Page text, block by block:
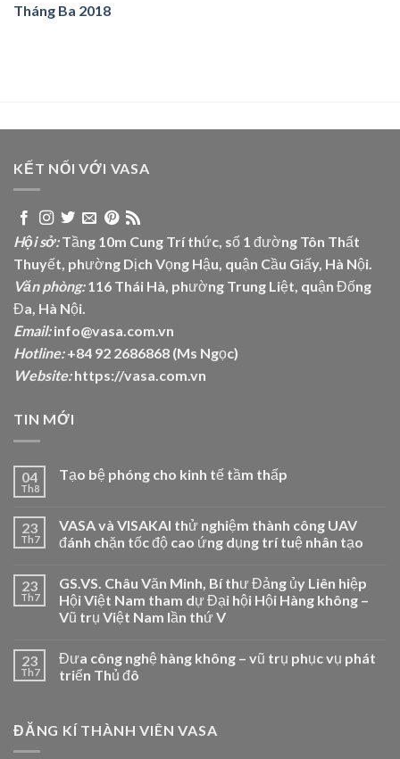
Tháng Ba 2018
KẾT NỐI VỚI VASA
Hội sở:Tầng 10m Cung Trí thức, số 1 đường Tôn Thất
Thuyết, phường Dịch Vọng Hậu, quận Cầu Giấy, Hà Nội.
Văn phòng:116 Thái Hà, phường Trung Liệt, quận Đống
Đa, Hà Nội.
Email:info@vasa.com.vn
Hotline:+84 92 2686868 (Ms Ngọc)
Website: https://vasa.com.vn
TIN MỚI
04
Th8
Tạo bệ phóng cho kinh tế tầm thấp
23
Th7
VASA và VISAKAI thử nghiệm thành công UAV
đánh chặn tốc độ cao ứng dụng trí tuệ nhân tạo
23
Th7
GS.VS. Châu Văn Minh, Bí thư Đảng ủy Liên hiệp
Hội Việt Nam tham dự Đại hội Hội Hàng không –
Vũ trụ Việt Nam lần thứ V
23
Th7
Đưa công nghệ hàng không – vũ trụ phục vụ phát
triển Thủ đô
ĐĂNG KÍ THÀNH VIÊN VASA